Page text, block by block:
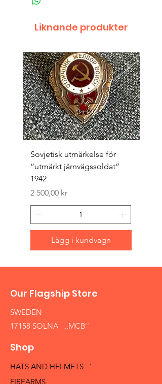
Liknande produkter
Sovjetisk utmärkelse för
”utmärkt järnvägssoldat”
1942
Pris
2 500,00 kr
Lägg i kundvagn
Our Flagship Store
SWEDEN
17158 SOLNA ,,MCB´´
Shop
HATS AND HELMETS '
FIREARMS